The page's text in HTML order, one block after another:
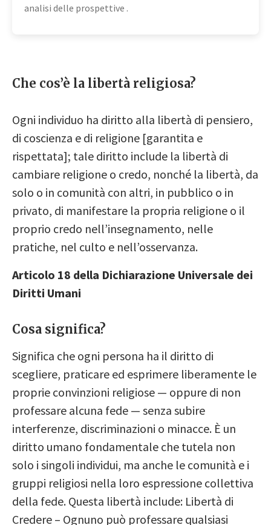
analisi delle prospettive .
Che cos’è la libertà religiosa?
Ogni individuo ha diritto alla libertà di pensiero,
di coscienza e di religione [garantita e
rispettata]; tale diritto include la libertà di
cambiare religione o credo, nonché la libertà, da
solo o in comunità con altri, in pubblico o in
privato, di manifestare la propria religione o il
proprio credo nell’insegnamento, nelle
pratiche, nel culto e nell’osservanza.
Articolo 18 della Dichiarazione Universale dei
Diritti Umani
Cosa significa?
Significa che ogni persona ha il diritto di
scegliere, praticare ed esprimere liberamente le
proprie convinzioni religiose — oppure di non
professare alcuna fede — senza subire
interferenze, discriminazioni o minacce. È un
diritto umano fondamentale che tutela non
solo i singoli individui, ma anche le comunità e i
gruppi religiosi nella loro espressione collettiva
della fede. Questa libertà include: Libertà di
Credere – Ognuno può professare qualsiasi